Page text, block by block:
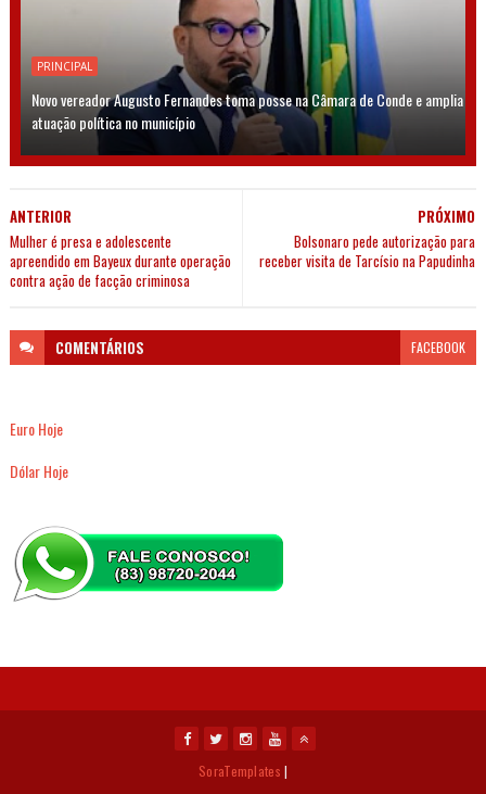
PRINCIPAL
Novo vereador Augusto Fernandes toma posse na Câmara de Conde e amplia
atuação política no município
PRÓXIMO
Bolsonaro pede autorização para
receber visita de Tarcísio na Papudinha
ANTERIOR
Mulher é presa e adolescente
apreendido em Bayeux durante operação
contra ação de facção criminosa
COMENTÁRIOS FACEBOOK
Euro Hoje
Dólar Hoje
SoraTemplates |